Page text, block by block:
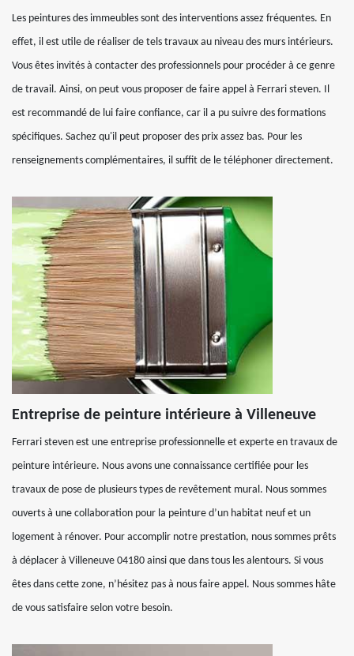
Les peintures des immeubles sont des interventions assez fréquentes. En
effet, il est utile de réaliser de tels travaux au niveau des murs intérieurs.
Vous êtes invités à contacter des professionnels pour procéder à ce genre
de travail. Ainsi, on peut vous proposer de faire appel à Ferrari steven. Il
est recommandé de lui faire confiance, car il a pu suivre des formations
spécifiques. Sachez qu'il peut proposer des prix assez bas. Pour les
renseignements complémentaires, il suffit de le téléphoner directement.
Entreprise de peinture intérieure à Villeneuve
Ferrari steven est une entreprise professionnelle et experte en travaux de
peinture intérieure. Nous avons une connaissance certifiée pour les
travaux de pose de plusieurs types de revêtement mural. Nous sommes
ouverts à une collaboration pour la peinture d’un habitat neuf et un
logement à rénover. Pour accomplir notre prestation, nous sommes prêts
à déplacer à Villeneuve 04180 ainsi que dans tous les alentours. Si vous
êtes dans cette zone, n’hésitez pas à nous faire appel. Nous sommes hâte
de vous satisfaire selon votre besoin.